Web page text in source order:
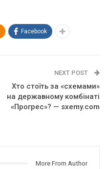
Facebook
NEXT POST
Хто стоїть за «схемами»
на державному комбінаті
«Прогрес»? — sxemy.com
More From Author